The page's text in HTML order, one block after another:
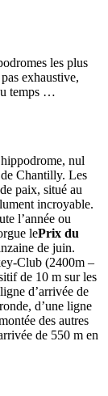
les plus
exhaustive,
temps …
nul
Chantilly. Les
paix, situé au
incroyable.
l’année ou
lePrix du
de juin.
Club (2400m –
de 10 m sur les
d’arrivée de
d’une ligne
des autres
de 550 m en